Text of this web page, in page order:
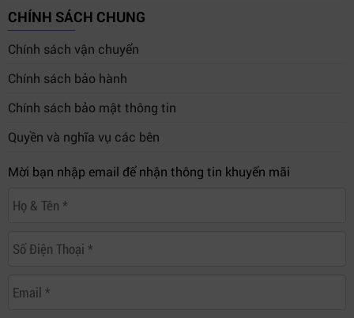
Hệ thống camera giám sát và an ninh
Các thiết bị điện tử nhạy cảm trong công nghiệp
Nhờ thiết kế chắc chắn, vỏ kim loại bền bỉ và khả năng
hoạt động ổn định,bộ lưu điện apollo ap9103s
cho môi trường vận hành liên tục.
apollo ap9103s
Thương hiệu
CHÍNH SÁCH CHUNG
Chính sách vận chuyển
Chính sách bảo hành
Chính sách bảo mật thông tin
Quyền và nghĩa vụ các bên
Mời bạn nhập email để nhận thông tin khuyến mãi